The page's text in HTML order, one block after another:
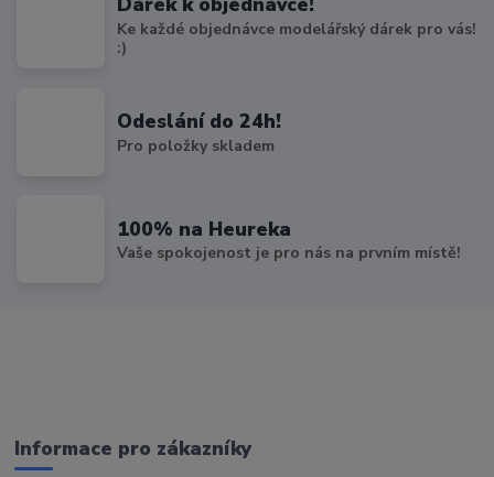
Ke každé objednávce modelářský dárek pro vás!
:)
Odeslání do 24h!
Pro položky skladem
100% na Heureka
Vaše spokojenost je pro nás na prvním místě!
Informace pro zákazníky